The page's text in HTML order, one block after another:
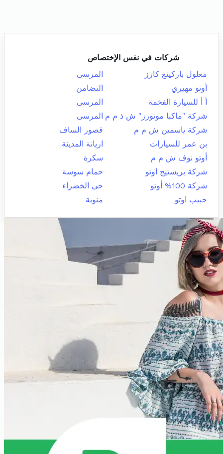
شركات في نفس الإختصاص
معلول باركينغ كارز
المرسى
أوتو مهيري
التضامن
أ أ للسيارة الفخمة
المرسى
شركة "ماكبا موتورز" ش ذ م م المرسى
شركة ياسمين ش م م
قصور الساف
بن عمر للسيارات
اريانة المدينة
أوتو نوف ش م م
سكرة
شركة بريستيج اوتو
حمام سوسة
شركة 100% أوتو
حي الخضراء
حبيب اوتو
منوبة